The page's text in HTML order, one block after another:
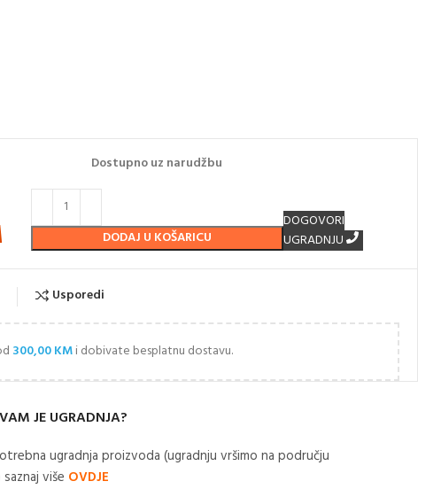
Dostupno uz narudžbu
DODAJ U KOŠARICU
DOGOVORI
UGRADNJU
Usporedi
300,00KMi dobivate besplatnu dostavu.
JE UGRADNJA?
ugradnja proizvoda (ugradnju vršimo na području
više OVDJE